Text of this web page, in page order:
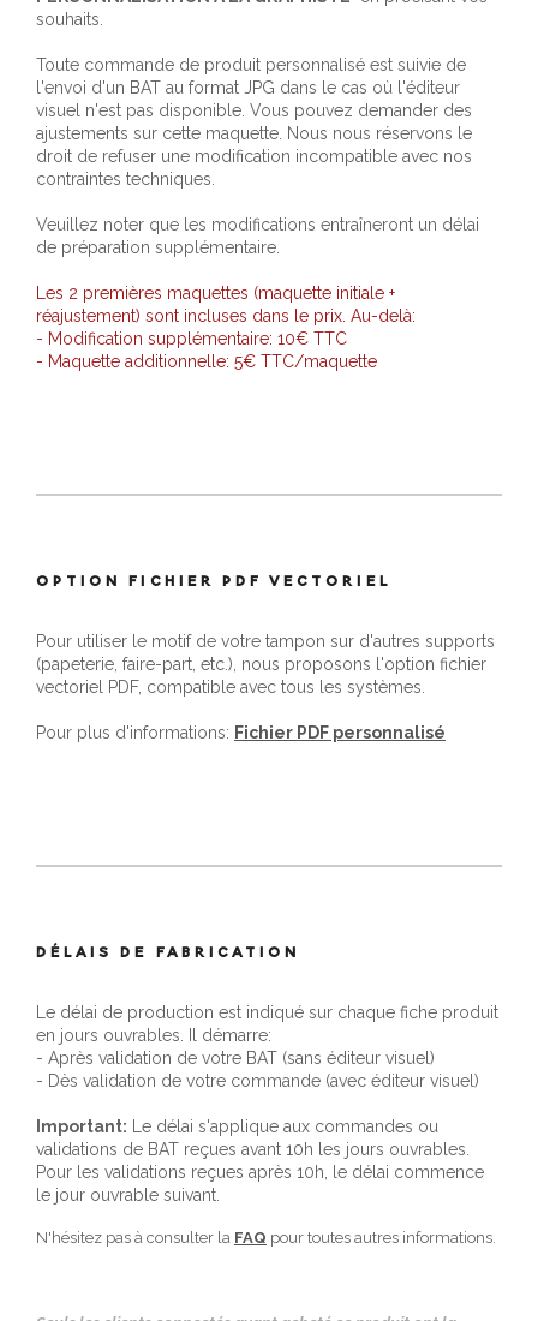
souhaits.
Toute commande de produit personnalisé est suivie de
l'envoi d'un BAT au format JPG dans le cas où l'éditeur
visuel n'est pas disponible. Vous pouvez demander des
ajustements sur cette maquette. Nous nous réservons le
droit de refuser une modification incompatible avec nos
contraintes techniques.
Veuillez noter que les modifications entraîneront un délai
de préparation supplémentaire.
Les 2 premières maquettes (maquette initiale +
réajustement) sont incluses dans le prix. Au-delà:
- Modification supplémentaire: 10€ TTC
- Maquette additionnelle: 5€ TTC/maquette
OPTION FICHIER PDF VECTORIEL
Pour utiliser le motif de votre tampon sur d'autres supports
(papeterie, faire-part, etc.), nous proposons l'option fichier
vectoriel PDF, compatible avec tous les systèmes.
Pour plus d'informations: Fichier PDF personnalisé
DÉLAIS DE FABRICATION
Le délai de production est indiqué sur chaque fiche produit
en jours ouvrables. Il démarre:
- Après validation de votre BAT (sans éditeur visuel)
- Dès validation de votre commande (avec éditeur visuel)
Important: Le délai s'applique aux commandes ou
validations de BAT reçues avant 10h les jours ouvrables.
Pour les validations reçues après 10h, le délai commence
le jour ouvrable suivant.
N'hésitez pas à consulter la FAQ pour toutes autres informations.